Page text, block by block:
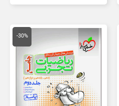
-30%
قیمت
100,000 تومان
بود.
قیمت
فعلی